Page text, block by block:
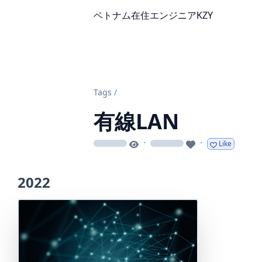
ベトナム在住エンジニアKZY
Tags /
有線LAN
loading · loading · Like
2022